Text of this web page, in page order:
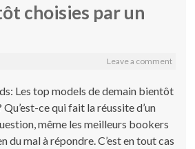
choisies par un
Leave a comment
Les top models de demain bientôt
ce qui fait la réussite d’un
même les meilleurs bookers
du mal à répondre. C’est en tout cas